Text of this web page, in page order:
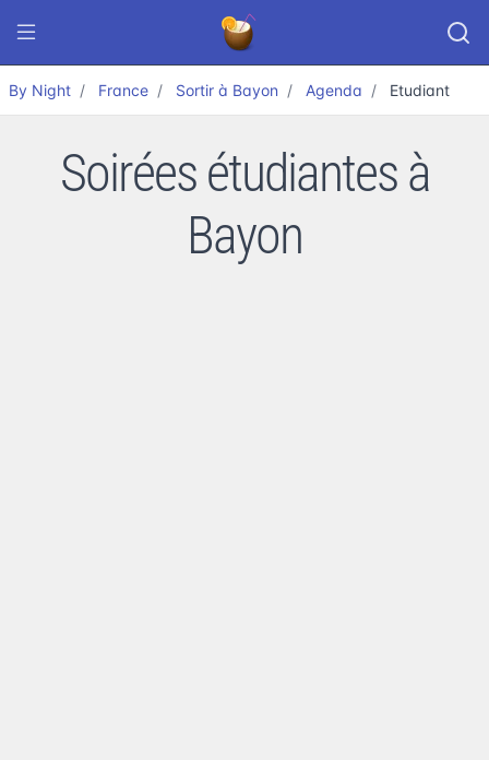
By Night France Sortir à Bayon Agenda Etudiant
Soirées étudiantes à
Bayon